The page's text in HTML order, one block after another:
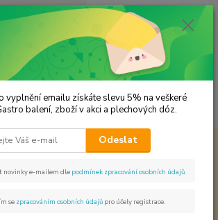
Menu
Hledat
ks
za 0,00 Kč
- kořenky
Stříbrná plechovka retro dvojitý uzávěr
vyplnění emailu získáte slevu 5% na veškeré
balení, zboží v akci a plechových dóz.
Odeslat
novinky e-mailem dle podmínek zpracování osobních údajů
se zpracováním osobních údajů pro účely registrace.